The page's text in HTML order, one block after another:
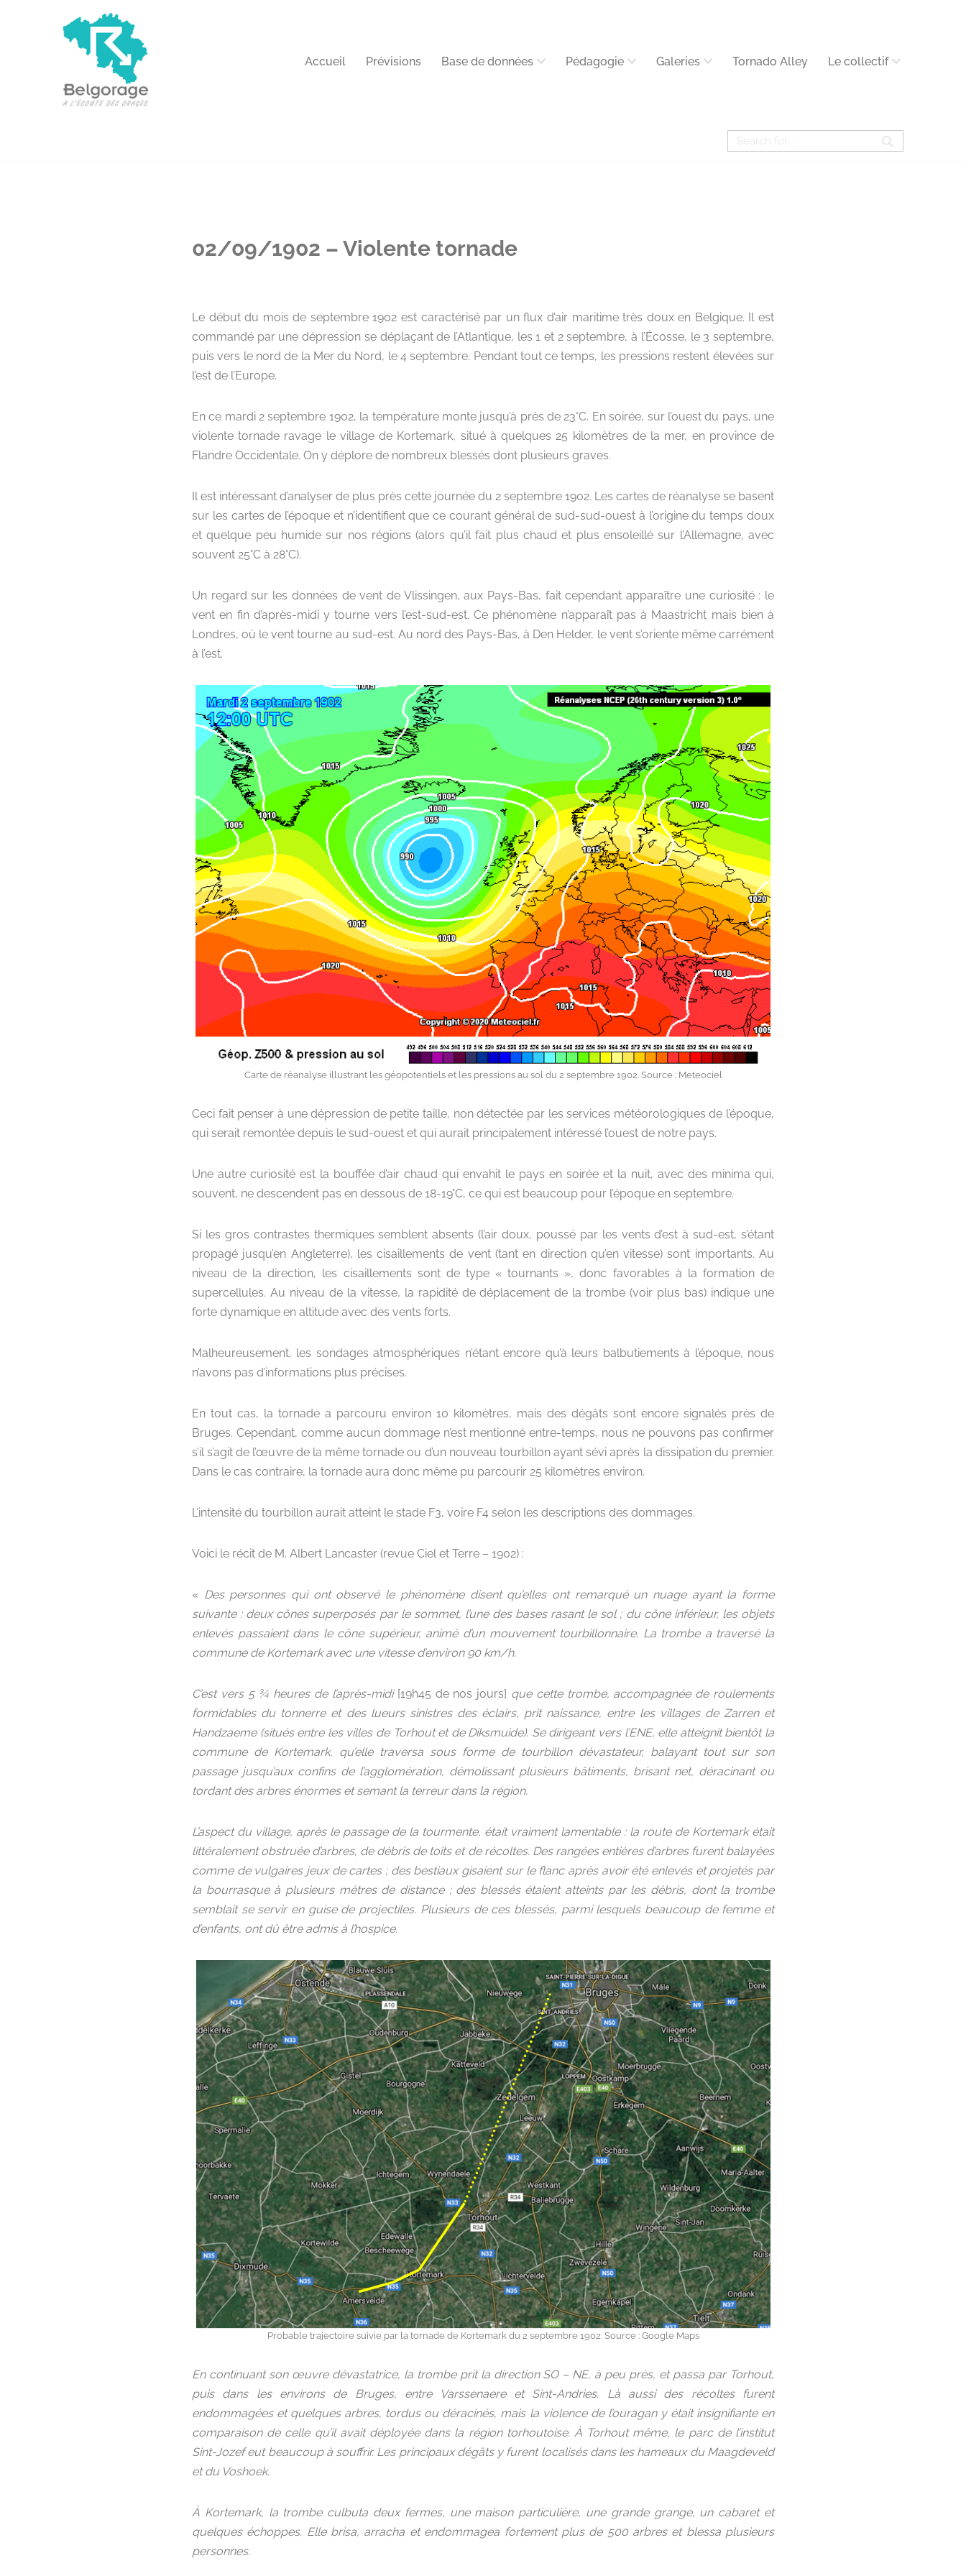
Accueil Prévisions Base de données Pédagogie Galeries Tornado Alley Le collectif
02/09/1902 – Violente tornade
Le début du mois de septembre 1902 est caractérisé par un flux d’air maritime très doux en Belgique. Il est
commandé par une dépression se déplaçant de l’Atlantique, les 1 et 2 septembre, à l’Écosse, le 3 septembre,
puis vers le nord de la Mer du Nord, le 4 septembre. Pendant tout ce temps, les pressions restent élevées sur
l’est de l’Europe.
En ce mardi 2 septembre 1902, la température monte jusqu’à près de 23°C. En soirée, sur l’ouest du pays, une
violente tornade ravage le village de Kortemark, situé à quelques 25 kilomètres de la mer, en province de
Flandre Occidentale. On y déplore de nombreux blessés dont plusieurs graves.
Il est intéressant d’analyser de plus près cette journée du 2 septembre 1902. Les cartes de réanalyse se basent
sur les cartes de l’époque et n’identifient que ce courant général de sud-sud-ouest à l’origine du temps doux
et quelque peu humide sur nos régions (alors qu’il fait plus chaud et plus ensoleillé sur l’Allemagne, avec
souvent 25°C à 28°C).
Un regard sur les données de vent de Vlissingen, aux Pays-Bas, fait cependant apparaître une curiosité : le
vent en fin d’après-midi y tourne vers l’est-sud-est. Ce phénomène n’apparaît pas à Maastricht mais bien à
Londres, où le vent tourne au sud-est. Au nord des Pays-Bas, à Den Helder, le vent s’oriente même carrément
à l’est.
Carte de réanalyse illustrant les géopotentiels et les pressions au sol du 2 septembre 1902. Source : Meteociel
Ceci fait penser à une dépression de petite taille, non détectée par les services météorologiques de l’époque,
qui serait remontée depuis le sud-ouest et qui aurait principalement intéressé l’ouest de notre pays.
Une autre curiosité est la bouffée d’air chaud qui envahit le pays en soirée et la nuit, avec des minima qui,
souvent, ne descendent pas en dessous de 18-19°C, ce qui est beaucoup pour l’époque en septembre.
Si les gros contrastes thermiques semblent absents (l’air doux, poussé par les vents d’est à sud-est, s’étant
propagé jusqu’en Angleterre), les cisaillements de vent (tant en direction qu’en vitesse) sont importants. Au
niveau de la direction, les cisaillements sont de type « tournants », donc favorables à la formation de
supercellules. Au niveau de la vitesse, la rapidité de déplacement de la trombe (voir plus bas) indique une
forte dynamique en altitude avec des vents forts.
Malheureusement, les sondages atmosphériques n’étant encore qu’à leurs balbutiements à l’époque, nous
n’avons pas d’informations plus précises.
En tout cas, la tornade a parcouru environ 10 kilomètres, mais des dégâts sont encore signalés près de
Bruges. Cependant, comme aucun dommage n’est mentionné entre-temps, nous ne pouvons pas confirmer
s’il s’agit de l’œuvre de la même tornade ou d’un nouveau tourbillon ayant sévi après la dissipation du premier.
Dans le cas contraire, la tornade aura donc même pu parcourir 25 kilomètres environ.
L’intensité du tourbillon aurait atteint le stade F3, voire F4 selon les descriptions des dommages.
Voici le récit de M. Albert Lancaster (revue Ciel et Terre – 1902) :
« Des personnes qui ont observé le phénomène disent qu’elles ont remarqué un nuage ayant la forme
suivante : deux cônes superposés par le sommet, l’une des bases rasant le sol ; du cône inférieur, les objets
enlevés passaient dans le cône supérieur, animé d’un mouvement tourbillonnaire. La trombe a traversé la
commune de Kortemark avec une vitesse d’environ 90 km/h.
C’est vers 5 ¾ heures de l’après-midi [19h45 de nos jours] que cette trombe, accompagnée de roulements
formidables du tonnerre et des lueurs sinistres des éclairs, prit naissance, entre les villages de Zarren et
Handzaeme (situés entre les villes de Torhout et de Diksmuide). Se dirigeant vers l’ENE, elle atteignit bientôt la
commune de Kortemark, qu’elle traversa sous forme de tourbillon dévastateur, balayant tout sur son
passage jusqu’aux confins de l’agglomération, démolissant plusieurs bâtiments, brisant net, déracinant ou
tordant des arbres énormes et semant la terreur dans la région.
L’aspect du village, après le passage de la tourmente, était vraiment lamentable : la route de Kortemark était
littéralement obstruée d’arbres, de débris de toits et de récoltes. Des rangées entières d’arbres furent balayées
comme de vulgaires jeux de cartes ; des bestiaux gisaient sur le flanc après avoir été enlevés et projetés par
la bourrasque à plusieurs mètres de distance ; des blessés étaient atteints par les débris, dont la trombe
semblait se servir en guise de projectiles. Plusieurs de ces blessés, parmi lesquels beaucoup de femme et
d’enfants, ont dû être admis à l’hospice.
Probable trajectoire suivie par la tornade de Kortemark du 2 septembre 1902. Source : Google Maps
En continuant son œuvre dévastatrice, la trombe prit la direction SO – NE, à peu près, et passa par Torhout,
puis dans les environs de Bruges, entre Varssenaere et Sint-Andries. Là aussi des récoltes furent
endommagées et quelques arbres, tordus ou déracinés, mais la violence de l’ouragan y était insignifiante en
comparaison de celle qu’il avait déployée dans la région torhoutoise. À Torhout même, le parc de l’institut
Sint-Jozef eut beaucoup à souffrir. Les principaux dégâts y furent localisés dans les hameaux du Maagdeveld
et du Voshoek.
À Kortemark, la trombe culbuta deux fermes, une maison particulière, une grande grange, un cabaret et
quelques échoppes. Elle brisa, arracha et endommagea fortement plus de 500 arbres et blessa plusieurs
personnes.